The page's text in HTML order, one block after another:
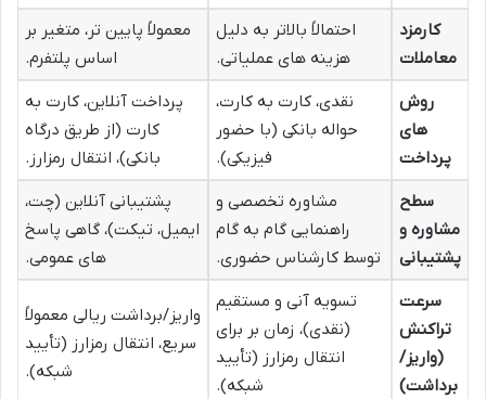
کارمزد
معاملات
احتمالاً بالاتر به دلیل
هزینه های عملیاتی.
معمولاً پایین تر، متغیر بر
اساس پلتفرم.
روش
های
پرداخت
نقدی، کارت به کارت،
حواله بانکی (با حضور
فیزیکی).
پرداخت آنلاین، کارت به
کارت (از طریق درگاه
بانکی)، انتقال رمزارز.
سطح
مشاوره و
پشتیبانی
مشاوره تخصصی و
راهنمایی گام به گام
توسط کارشناس حضوری.
پشتیبانی آنلاین (چت،
ایمیل، تیکت)، گاهی پاسخ
های عمومی.
سرعت
تراکنش
(واریز/
برداشت)
تسویه آنی و مستقیم
(نقدی)، زمان بر برای
انتقال رمزارز (تأیید
شبکه).
واریز/برداشت ریالی معمولاً
سریع، انتقال رمزارز (تأیید
شبکه).